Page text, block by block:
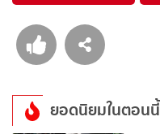
ยอดนิยมในตอนนี้